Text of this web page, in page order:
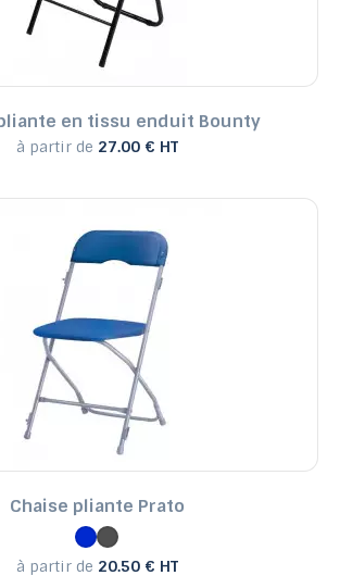
en tissu enduit Bounty
à partir de 27.00 € HT
Chaise pliante Prato
à partir de 20.50 € HT